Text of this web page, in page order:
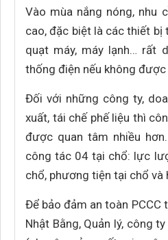
Vào mùa nắng nóng, nhu
cao, đặc biệt là các thiết bị
quạt máy, máy lạnh… rất
thống điện nếu không
Đối với những công ty,
xuất, tái chế phế liệu thì
được quan tâm nhiều
công tác 04 tại chổ: lực
chổ, phương tiện tại chổ và
Để bảo đảm an toàn PCCC
Nhật Bằng, Quản lý, công